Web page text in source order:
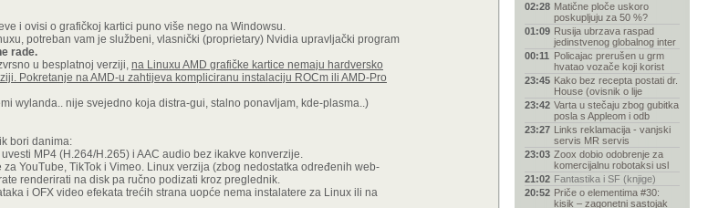
i ovisi o grafičkoj kartici puno više nego na Windowsu.
potreban vam je službeni, vlasnički (proprietary) Nvidia upravljački program
rade.
u besplatnoj verziji, na Linuxu AMD grafičke kartice nemaju hardversko
Pokretanje na AMD-u zahtijeva kompliciranu instalaciju ROCm ili AMD-Pro
wylanda.. nije svejedno koja distra-gui, stalno ponavljam, kde-plasma..)
bori danima:
MP4 (H.264/H.265) i AAC audio bez ikakve konverzije.
YouTube, TikTok i Vimeo. Linux verzija (zbog nedostatka određenih web-
renderirati na disk pa ručno podizati kroz preglednik.
i OFX video efekata trećih strana uopće nema instalatere za Linux ili na
02:28 Matične ploče uskoro
poskupljuju za 50 %?
01:09 Rusija ubrzava raspad
jedinstvenog globalnog inter
00:11 Policajac prerušen u grm
hvatao vozače koji korist
23:45 Kako bez recepta postati dr.
House (ovisnik o lije
23:42 Varta u stečaju zbog gubitka
posla s Appleom i odb
23:27 Links reklamacija - vanjski
servis MR servis
23:03 Zoox dobio odobrenje za
komercijalnu robotaksi usl
21:02 Fantastika i SF (knjige)
20:52 Priče o elementima #30:
kisik – zagonetni sastojak